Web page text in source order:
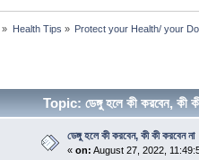
» Health Tips » Protect your Health/ your
Topic: ডেঙ্গু হলে কী করবেন,
ডেঙ্গু হলে কী করবেন, কী কী করবেন না
« on: August 27, 2022,